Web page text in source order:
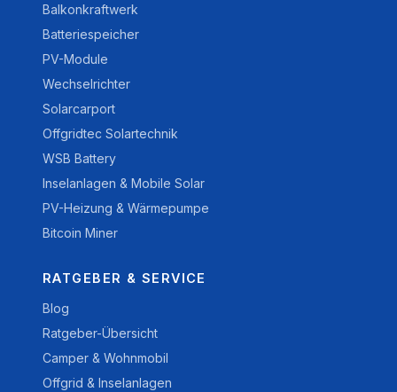
Balkonkraftwerk
Batteriespeicher
PV-Module
Wechselrichter
Solarcarport
Offgridtec Solartechnik
WSB Battery
Inselanlagen & Mobile Solar
PV-Heizung & Wärmepumpe
Bitcoin Miner
RATGEBER & SERVICE
Blog
Ratgeber-Übersicht
Camper & Wohnmobil
Offgrid & Inselanlagen